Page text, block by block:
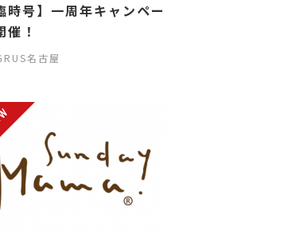
時号】一周年キャンペー
催！
名古屋